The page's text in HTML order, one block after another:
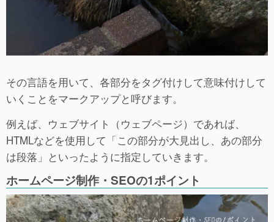
その言語を用いて、各部分をタグ付けして意味付けして
いくことをマークアップと呼びます。
例えば、ウェブサイト（ウェブページ）であれば、
HTMLなどを使用して「この部分が大見出し、あの部分
は段落」といったように指定していきます。
ホームページ制作・SEOの1ポイント